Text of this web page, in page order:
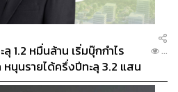
1.2 หมื่นล้าน เริ่มบุ๊กกำไร
นุนรายได้ครึ่งปีทะลุ 3.2 แสน
...